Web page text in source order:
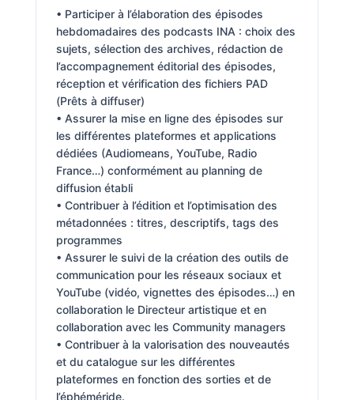
• Participer à l’élaboration des épisodes
hebdomadaires des podcasts INA : choix des
sujets, sélection des archives, rédaction de
l’accompagnement éditorial des épisodes,
réception et vérification des fichiers PAD
(Prêts à diffuser)
• Assurer la mise en ligne des épisodes sur
les différentes plateformes et applications
dédiées (Audiomeans, YouTube, Radio
France…) conformément au planning de
diffusion établi
• Contribuer à l’édition et l’optimisation des
métadonnées : titres, descriptifs, tags des
programmes
• Assurer le suivi de la création des outils de
communication pour les réseaux sociaux et
YouTube (vidéo, vignettes des épisodes…) en
collaboration le Directeur artistique et en
collaboration avec les Community managers
• Contribuer à la valorisation des nouveautés
et du catalogue sur les différentes
plateformes en fonction des sorties et de
l’éphéméride.